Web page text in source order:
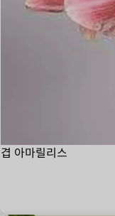
겹 아마릴리스